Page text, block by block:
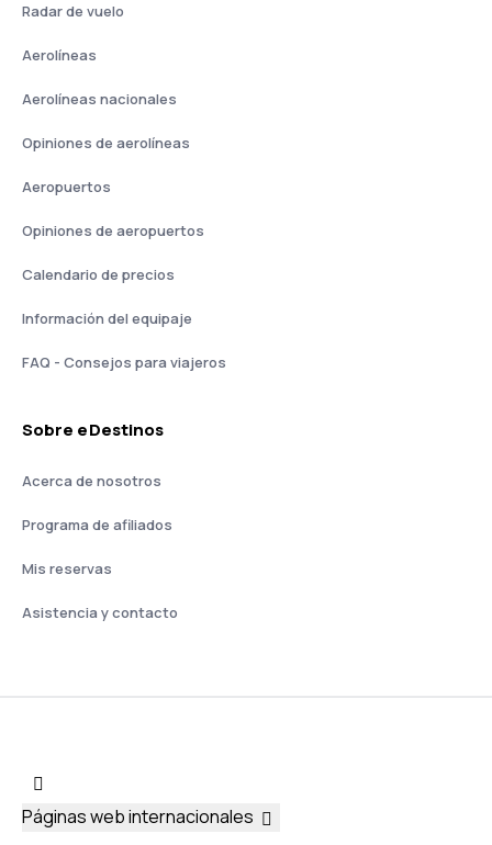
Radar de vuelo
Aerolíneas
Aerolíneas nacionales
Opiniones de aerolíneas
Aeropuertos
Opiniones de aeropuertos
Calendario de precios
Información del equipaje
FAQ - Consejos para viajeros
Sobre eDestinos
Acerca de nosotros
Programa de afiliados
Mis reservas
Asistencia y contacto
Páginas web internacionales